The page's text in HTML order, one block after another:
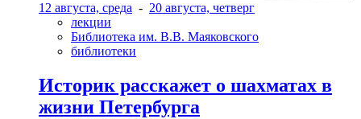
12 августа, среда - 20 августа, четверг
лекции
Библиотека им. В.В. Маяковского
библиотеки
Историк расскажет о шахматах в
жизни Петербурга